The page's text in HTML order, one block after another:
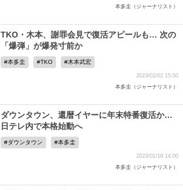
本多圭（ジャーナリスト）
TKO・木本、謝罪会見で復活アピールも… 次の
「爆弾」が爆発寸前か
本多圭 TKO 木本武宏
2023/02/02 15:00
本多圭（ジャーナリスト）
ダウンタウン、還暦イヤーに年末特番復活か…
日テレ内で本格始動へ
ダウンタウン 本多圭
2023/01/19 14:00
本多圭（ジャーナリスト）